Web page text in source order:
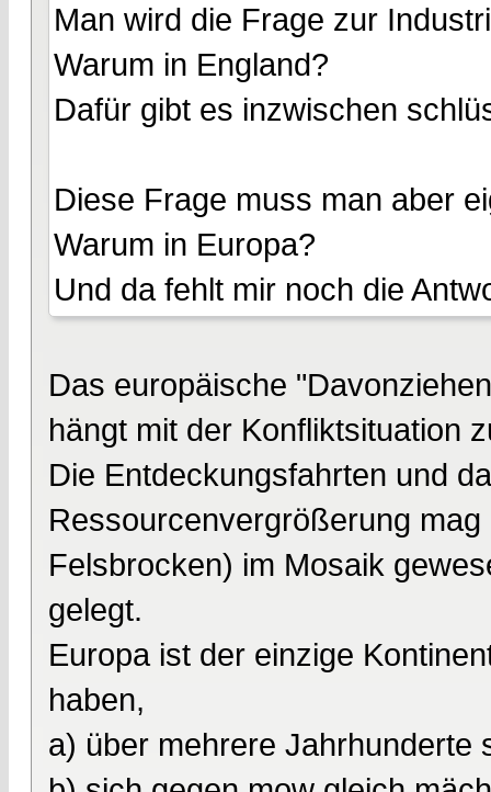
Man wird die Frage zur
Warum in England?
Dafür gibt es inzwischen
Diese Frage muss man aber
Warum in Europa?
Und da fehlt mir noch die
Das europäische
hängt mit der Konfliktsituation
Die Entdeckungsfahrten und
Ressourcenvergrößerung
Felsbrocken) im Mosaik
gelegt.
Europa ist der einzige
haben,
a) über mehrere Jahrhunderte